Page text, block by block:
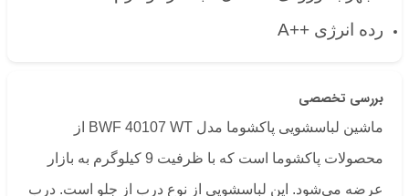
رده انرژی ++A
بررسی تخصصی
ماشین لباسشویی پاکشوما مدل BWF 40107 WT از
محصولات پاکشوما است که با ظرفیت 9 کیلوگرم به بازار
عرضه می‌شود. این لباسشویی از نوع درب از جلو است. درب